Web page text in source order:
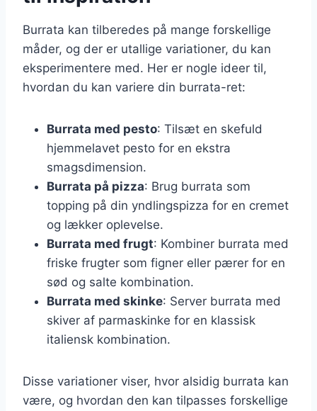
Burrata kan tilberedes på mange forskellige
måder, og der er utallige variationer, du kan
eksperimentere med. Her er nogle ideer til,
hvordan du kan variere din burrata-ret:
Burrata med pesto: Tilsæt en skefuld
hjemmelavet pesto for en ekstra
smagsdimension.
Burrata på pizza: Brug burrata som
topping på din yndlingspizza for en cremet
og lækker oplevelse.
Burrata med frugt: Kombiner burrata med
friske frugter som figner eller pærer for en
sød og salte kombination.
Burrata med skinke: Server burrata med
skiver af parmaskinke for en klassisk
italiensk kombination.
Disse variationer viser, hvor alsidig burrata kan
være, og hvordan den kan tilpasses forskellige